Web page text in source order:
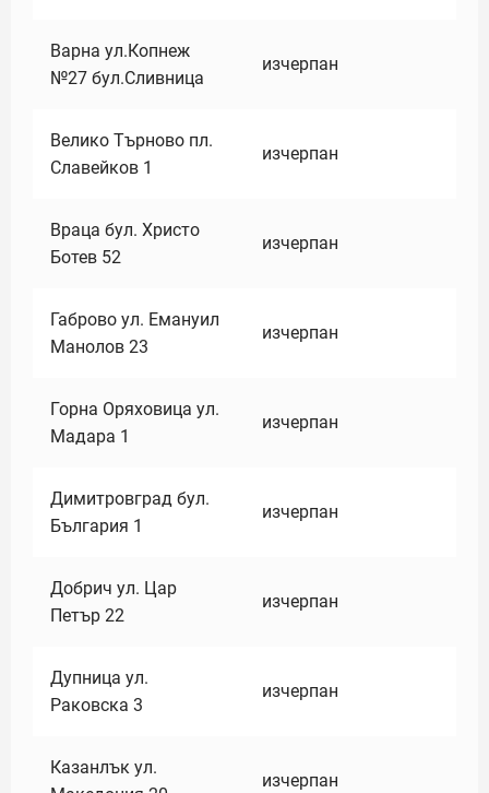
Варна ул.Копнеж
№27 бул.Сливница
изчерпан
Велико Търново пл.
Славейков 1
изчерпан
Враца бул. Христо
Ботев 52
изчерпан
Габрово ул. Емануил
Манолов 23
изчерпан
Горна Оряховица ул.
Мадара 1
изчерпан
Димитровград бул.
България 1
изчерпан
Добрич ул. Цар
Петър 22
изчерпан
Дупница ул.
Раковска 3
изчерпан
Казанлък ул.
изчерпан